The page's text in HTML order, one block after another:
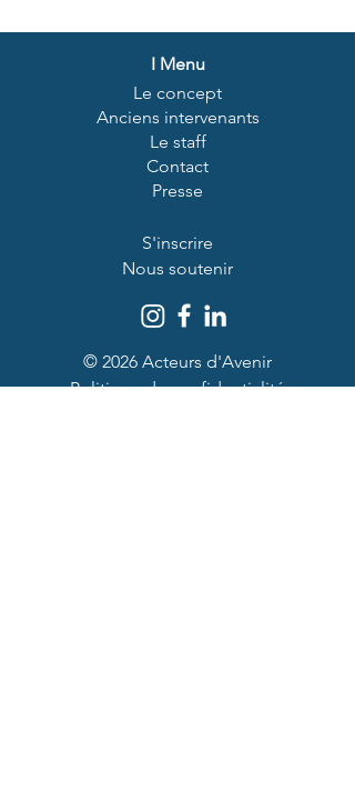
I Menu
Le concept
Anciens intervenants
Le staff
Contact
Presse
S'inscrire
Nous soutenir
© 2026 Acteurs d'Avenir
Politique de confidentialité